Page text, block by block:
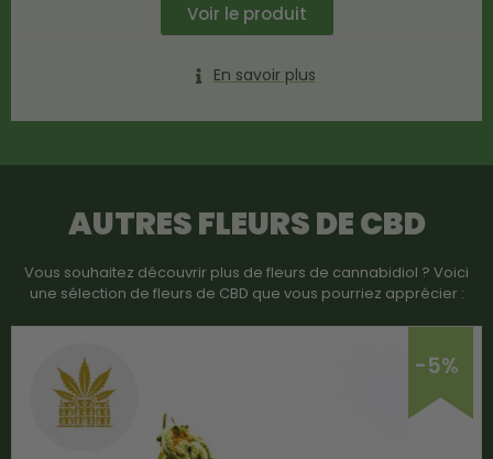
Voir le produit
En savoir plus
AUTRES FLEURS DE CBD
Vous souhaitez découvrir plus de fleurs de cannabidiol ? Voici
une sélection de fleurs de CBD que vous pourriez apprécier :
-5%